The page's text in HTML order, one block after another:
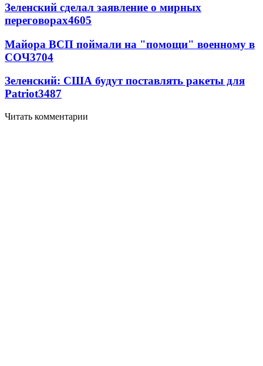
Зеленский сделал заявление о мирных
переговорах4605
Майора ВСП поймали на "помощи" военному в
СОЧ3704
Зеленский: США будут поставлять ракеты для
Patriot3487
Читать комментарии